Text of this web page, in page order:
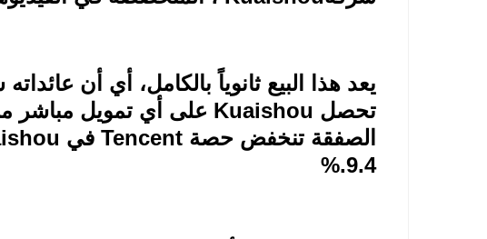
يعد هذا البيع ثانوياً بالكامل، أي أن
تحصل Kuaishou على أي تمويل مباشر
الصفقة تنخفض حصة Tencent في
9.4
%.